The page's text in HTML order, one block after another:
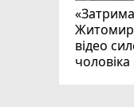
відео